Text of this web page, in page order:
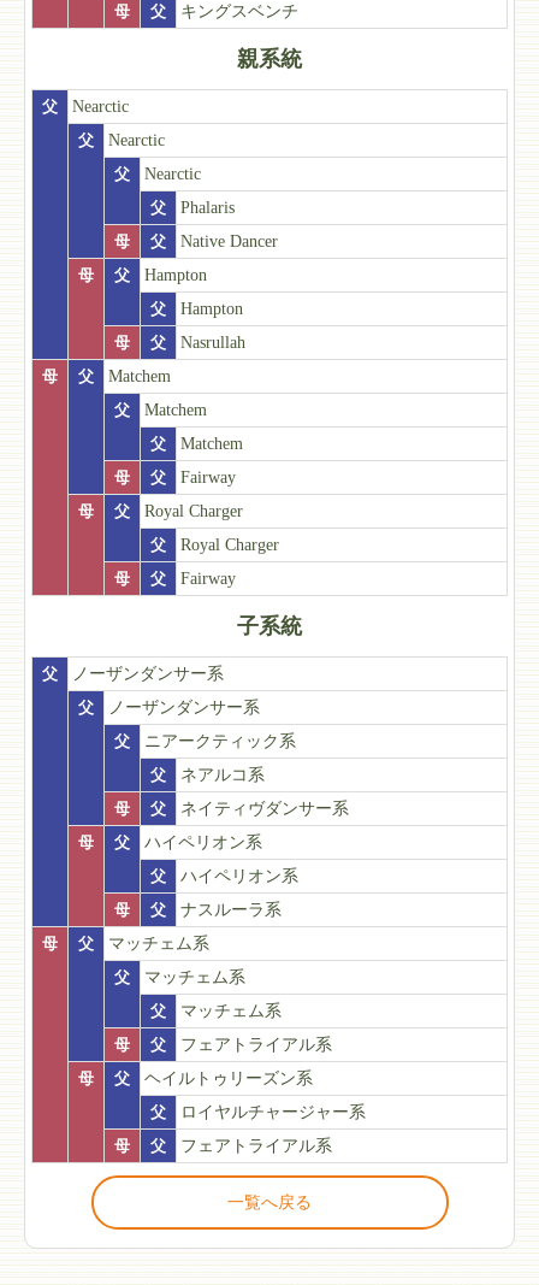
母
父 キングスベンチ
親系統
父
Nearctic
父
Nearctic
父
Nearctic
父
Phalaris
母
父
Native Dancer
母
父
Hampton
父
Hampton
母
父
Nasrullah
母
父
Matchem
父
Matchem
父
Matchem
母
父
Fairway
母
父
Royal Charger
父
Royal Charger
母
父 Fairway
子系統
父
ノーザンダンサー系
父
ノーザンダンサー系
父
ニアークティック系
父
ネアルコ系
母
父
ネイティヴダンサー系
母
父
ハイペリオン系
父
ハイペリオン系
母
父
ナスルーラ系
母
父
マッチェム系
父
マッチェム系
父
マッチェム系
母
父
フェアトライアル系
母
父
ヘイルトゥリーズン系
父
ロイヤルチャージャー系
母
父 フェアトライアル系
一覧へ戻る